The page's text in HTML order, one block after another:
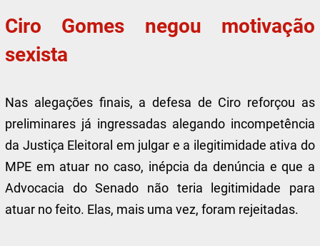
Ciro Gomes negou motivação
sexista
Nas alegações finais, a defesa de Ciro reforçou as
preliminares já ingressadas alegando incompetência
da Justiça Eleitoral em julgar e a ilegitimidade ativa do
MPE em atuar no caso, inépcia da denúncia e que a
Advocacia do Senado não teria legitimidade para
atuar no feito. Elas, mais uma vez, foram rejeitadas.